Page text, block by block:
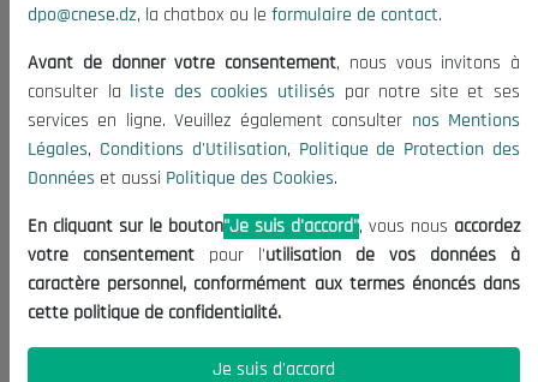
Mentions Légales
Conditions d'Utilisation
Politique de Protection des Données
Politique des Cookies
Nous Contacter
(+213) 021 98 01 00|01|02
contact@cnese.dz
Suggestions ou Initiatives ?
Newsletter
dernières nouvelles.
dpo@cnese.dz, la chatbox ou le formulaire de contact.
Avant de donner votre consentement, nous vous invitons à
consulter la liste des cookies utilisés par notre site et ses
services en ligne. Veuillez également consulter nos Mentions
Légales, Conditions d'Utilisation, Politique de Protection des
Données et aussi Politique des Cookies.
En cliquant sur le bouton"Je suis d'accord", vous nous accordez
votre consentement pour l'utilisation de vos données à
caractère personnel, conformément aux termes énoncés dans
cette politique de confidentialité.
Je suis d'accord